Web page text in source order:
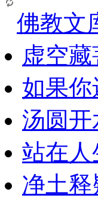
佛教文
虚空
如果
汤圆开
站在
净土释